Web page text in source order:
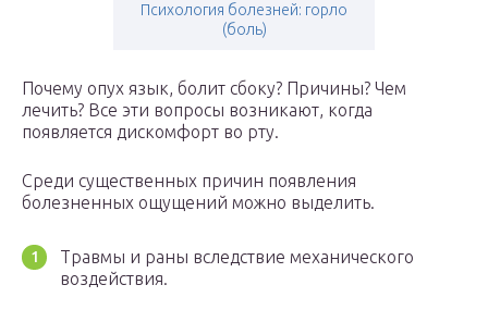
Психология болезней: горло
(боль)
Почему опух язык, болит сбоку? Причины? Чем
лечить? Все эти вопросы возникают, когда
появляется дискомфорт во рту.
Среди существенных причин появления
болезненных ощущений можно выделить.
Травмы и раны вследствие механического
воздействия.